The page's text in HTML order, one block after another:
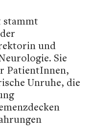
stammt
der
und
Sie
PatientInnen,
Unruhe, die